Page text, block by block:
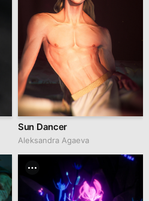
Sun Dancer
Aleksandra Agaeva